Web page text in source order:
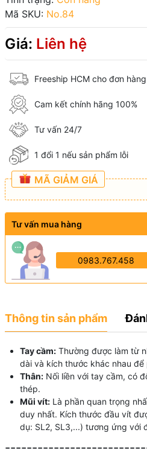
Mã SKU: No.84
Giá: Liên hệ
Freeship HCM cho đơn
Cam kết chính hãng 100%
Tư vấn 24/7
1 đổi 1 nếu sản phẩm lỗi
MÃ GIẢM GIÁ
Tư vấn mua hàng
0983.767.458
Thông tin sản phẩm
Tay cầm:Thường được làm từ
dài và kích thước khác nhau
Thân:Nối liền với tay cầm, có
thép.
Mũi vít:Là phần quan trọng
duy nhất. Kích thước đầu vít
dụ: SL2, SL3,...) tương ứng với